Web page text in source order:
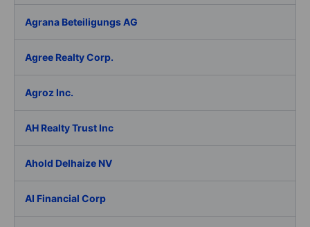
Agrana Beteiligungs AG
Agree Realty Corp.
Agroz Inc.
AH Realty Trust Inc
Ahold Delhaize NV
AI Financial Corp